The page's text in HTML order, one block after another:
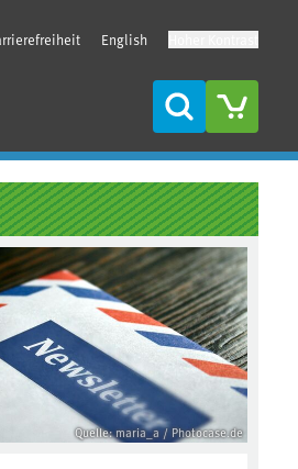
English
Suche
Quelle: maria_a / Photocase.de